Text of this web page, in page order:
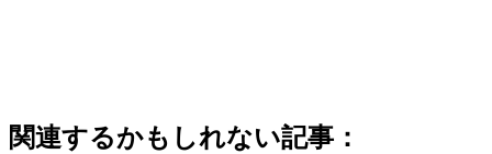
関連するかもしれない記事：